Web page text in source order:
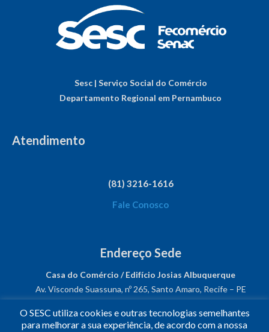
Sesc | Serviço Social do Comércio
Departamento Regional em Pernambuco
Atendimento
(81) 3216-1616
Fale Conosco
Endereço Sede
Casa do Comércio / Edifício Josias Albuquerque
Av. Visconde Suassuna, nº 265, Santo Amaro, Recife – PE
CNPJ: 03.482.931/0001-61
O SESC utiliza cookies e outras tecnologias semelhantes
para melhorar a sua experiência, de acordo com a nossa